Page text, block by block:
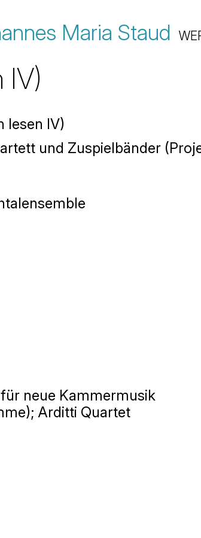
Maria Staud
lesen IV)
und Zuspielbänder
neue Kammermusik
Arditti Quartet